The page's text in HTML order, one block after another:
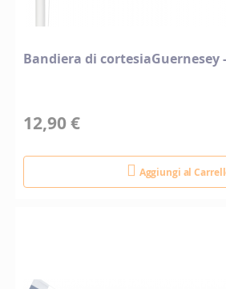
Bandiera di cortesiaGuernesey
12,90 €
Aggiungi al